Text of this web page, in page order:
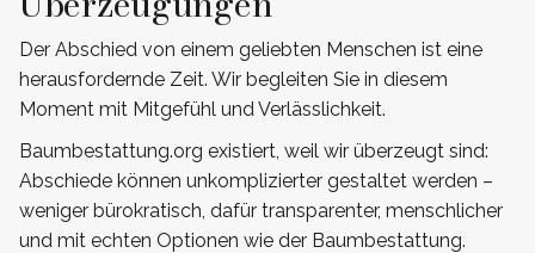
Der Abschied von einem geliebten Menschen ist eine
herausfordernde Zeit. Wir begleiten Sie in diesem
Moment mit Mitgefühl und Verlässlichkeit.
Baumbestattung.org existiert, weil wir überzeugt sind:
Abschiede können unkomplizierter gestaltet werden –
weniger bürokratisch, dafür transparenter, menschlicher
und mit echten Optionen wie der Baumbestattung.